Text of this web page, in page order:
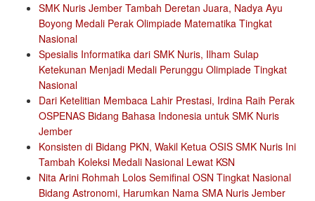
SMK Nuris Jember Tambah Deretan Juara, Nadya Ayu
Boyong Medali Perak Olimpiade Matematika Tingkat
Nasional
Spesialis Informatika dari SMK Nuris, Ilham Sulap
Ketekunan Menjadi Medali Perunggu Olimpiade Tingkat
Nasional
Dari Ketelitian Membaca Lahir Prestasi, Irdina Raih Perak
OSPENAS Bidang Bahasa Indonesia untuk SMK Nuris
Jember
Konsisten di Bidang PKN, Wakil Ketua OSIS SMK Nuris Ini
Tambah Koleksi Medali Nasional Lewat KSN
Nita Arini Rohmah Lolos Semifinal OSN Tingkat Nasional
Bidang Astronomi, Harumkan Nama SMA Nuris Jember